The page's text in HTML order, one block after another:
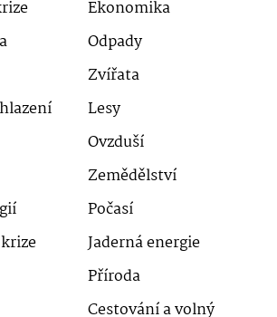
Ekonomika
Odpady
Zvířata
Lesy
Ovzduší
Zemědělství
Počasí
Jaderná energie
Příroda
Cestování a volný